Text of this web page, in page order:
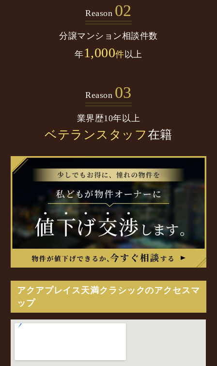
Reason 02
分譲マンション相談件数
年1,000件以上
Reason 03
業界歴10年以上
ベテランスタッフ在籍
アクアプレイス天満クラシックのアクセスマ
ップ